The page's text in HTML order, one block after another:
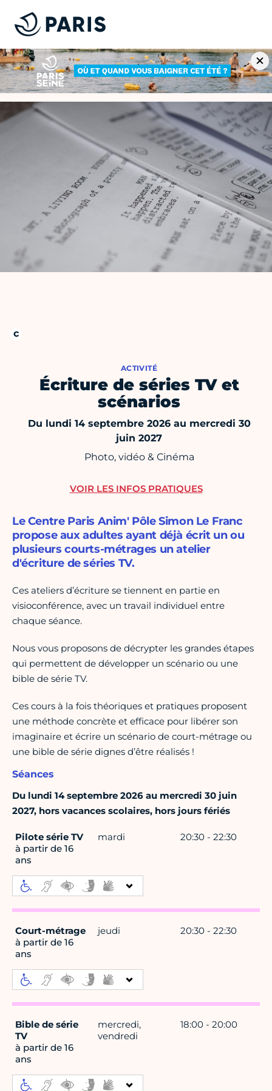
ACTIVITÉ
Écriture de séries TV et
scénarios
Du lundi 14 septembre 2026 au mercredi 30
juin 2027
Photo, vidéo & Cinéma
Le Centre Paris Anim' Pôle Simon Le Franc
propose aux adultes ayant déjà écrit un ou
plusieurs courts-métrages un atelier
d'écriture de séries TV.
Ces ateliers d’écriture se tiennent en partie en
visioconférence, avec un travail individuel entre
chaque séance.
Nous vous proposons de décrypter les grandes étapes
qui permettent de développer un scénario ou une
bible de série TV.
Ces cours à la fois théoriques et pratiques proposent
une méthode concrète et efficace pour libérer son
imaginaire et écrire un scénario de court-métrage ou
une bible de série dignes d’être réalisés !
Séances
Du lundi 14 septembre 2026 au mercredi 30 juin
2027, hors vacances scolaires, hors jours fériés
Pilote série TV
à partir de 16
ans
mardi 20:30 - 22:30
Court-métrage
à partir de 16
ans
jeudi 20:30 - 22:30
Bible de série
TV
à partir de 16
ans
mercredi,
vendredi
18:00 - 20:00
VOIR LES INFOS PRATIQUES